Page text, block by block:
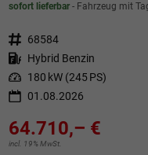
sofort lieferbar Fahrzeug mit
Fahrzeugnr. 68584
Kraftstoff Hybrid Benzin
Leistung 180 kW (245 PS)
01.08.2026
64.710,– €
incl. 19% MwSt.